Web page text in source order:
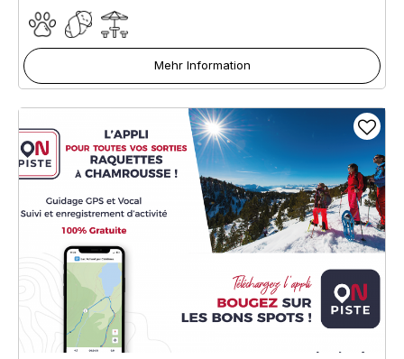
Mehr Information